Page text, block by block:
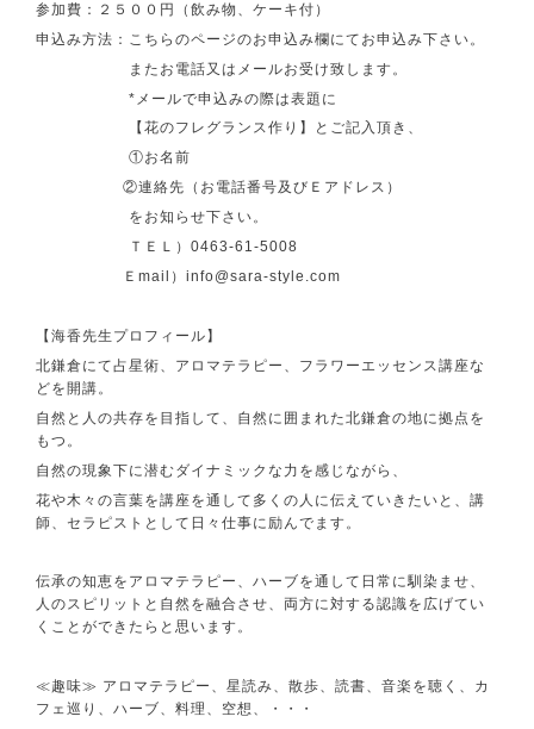
参加費：２５００円（飲み物、ケーキ付）
申込み方法：こちらのページのお申込み欄にてお申込み下さい。
またお電話又はメールお受け致します。
*メールで申込みの際は表題に
【花のフレグランス作り】とご記入頂き、
①お名前
②連絡先（お電話番号及びＥアドレス）
をお知らせ下さい。
ＴＥＬ）0463-61-5008
Ｅmail）info@sara-style.com
【海香先生プロフィール】
北鎌倉にて占星術、アロマテラピー、フラワーエッセンス講座な
どを開講。
自然と人の共存を目指して、自然に囲まれた北鎌倉の地に拠点を
もつ。
自然の現象下に潜むダイナミックな力を感じながら、
花や木々の言葉を講座を通して多くの人に伝えていきたいと、講
師、セラピストとして日々仕事に励んでます。
伝承の知恵をアロマテラピー、ハーブを通して日常に馴染ませ、
人のスピリットと自然を融合させ、両方に対する認識を広げてい
くことができたらと思います。
≪趣味≫ アロマテラピー、星読み、散歩、読書、音楽を聴く、カ
フェ巡り、ハーブ、料理、空想、・・・